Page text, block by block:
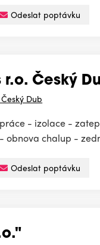
Odeslat poptávku
r.o. Český
Dub
- izolace -
obnova chalup -
Odeslat poptávku